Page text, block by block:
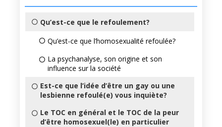
Qu’est-ce que le refoulement?
Qu’est-ce que l’homosexualité refoulée?
La psychanalyse, son origine et son
influence sur la société
Est-ce que l’idée d’être un gay ou une
lesbienne refoulé(e) vous inquiète?
Le TOC en général et le TOC de la peur
d’être homosexuel(le) en particulier